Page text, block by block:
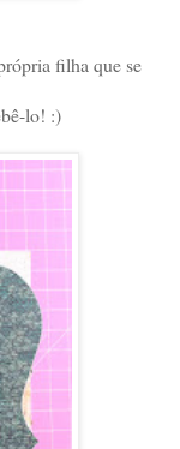
filha que se
lo! :)